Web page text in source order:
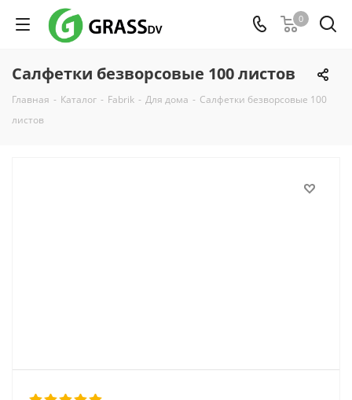
0
Салфетки безворсовые 100 листов
Главная - Каталог - Fabrik - Для дома - Салфетки безворсовые 100
листов